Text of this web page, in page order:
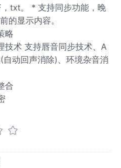
txt。 * 支持同步功能，晚
的显示内容。
略
技术 支持唇音同步技术、A
自动回声消除)、环境杂音消
合